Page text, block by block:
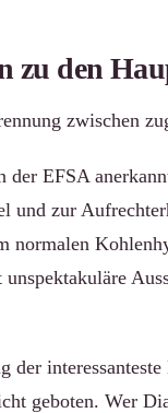
zu den
zwischen
der EFSA
und zur
normalen
der
geboten. Wer